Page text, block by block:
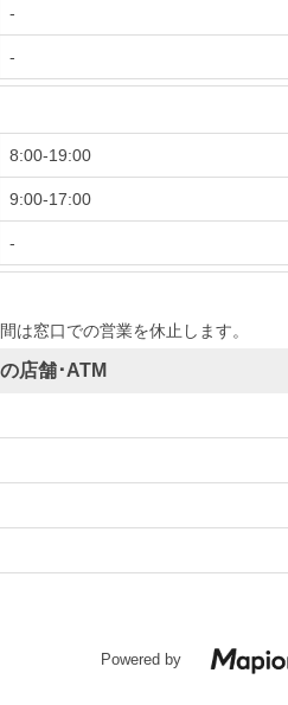
-
-
8:00-19:00
9:00-17:00
-
は窓口での営業を休止します。
店舗･ATM
Powered by